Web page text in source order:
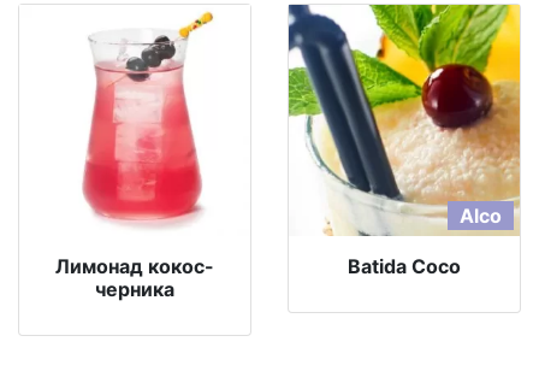
Лимонад кокос-
черника
Alco
Batida Coco